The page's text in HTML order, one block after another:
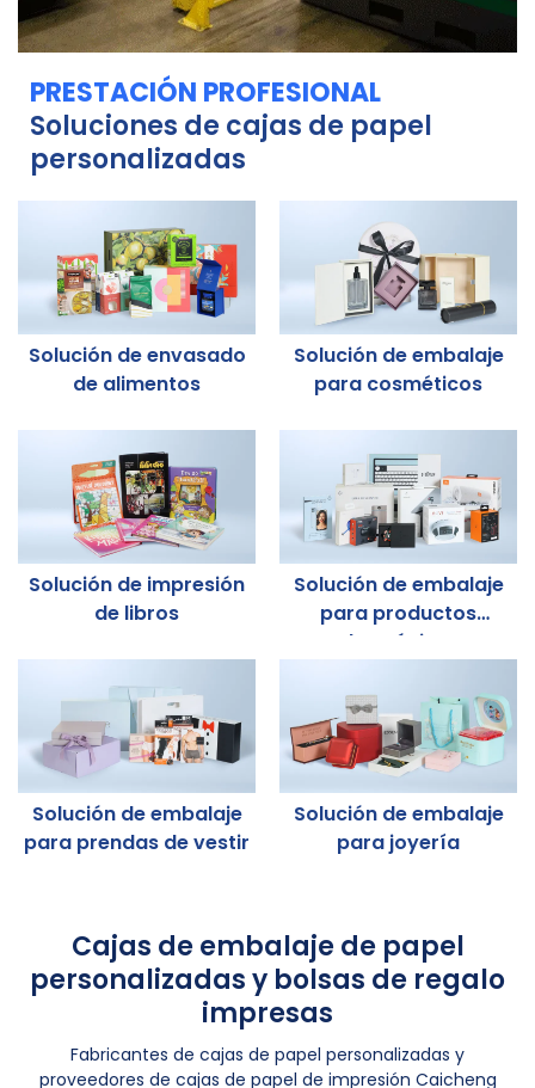
PRESTACIÓN PROFESIONAL
Soluciones de cajas de papel
personalizadas
Solución de envasado
de alimentos
Solución de embalaje
para cosméticos
Solución de impresión
de libros
Solución de embalaje
para productos
electrónicos
Solución de embalaje
para prendas de vestir
Solución de embalaje
para joyería
Cajas de embalaje de papel
personalizadas y bolsas de regalo
impresas
Fabricantes de cajas de papel personalizadas y
proveedores de cajas de papel de impresión Caicheng